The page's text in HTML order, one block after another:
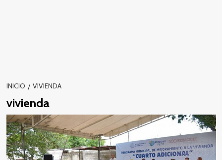
INICIO VIVIENDA
vivienda